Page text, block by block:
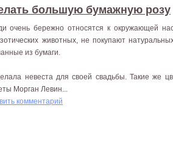
большую бумажную розу
очень бережно относятся к окружающей
животных, не покупают
из бумаги.
невеста для своей свадьбы. Такие же
Морган Левин...
комментарий